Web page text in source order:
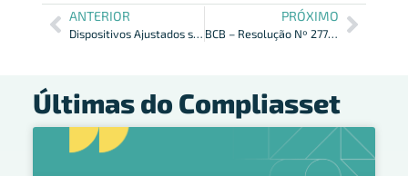
ANTERIOR
Dispositivos Ajustados sobre Condições do Pix no BCB
PRÓXIMO
BCB – Resolução Nº 277 de 31/12/2022 Sobre Câmbio
Últimas do Compliasset